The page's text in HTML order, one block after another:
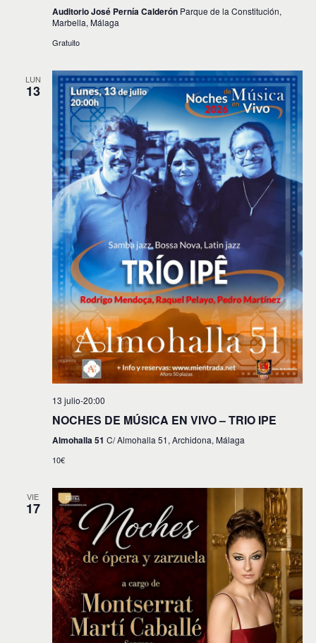
Auditorio José Pernía Calderón Parque de la Constitución,
Marbella, Málaga
Gratuito
LUN
13
13 julio-20:00
NOCHES DE MÚSICA EN VIVO – TRIO IPE
Almohalla 51 C/ Almohalla 51, Archidona, Málaga
10€
VIE
17